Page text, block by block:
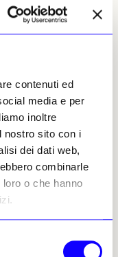
contenuti ed
media e per
inoltre
nostro sito con i
dei dati web,
combinarle
o che hanno
«illegalmente
o i
mandarli
per ragioni di
del protocollo
», afferma